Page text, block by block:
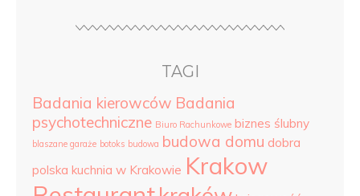
TAGI
Badania kierowców Badania
psychotechniczne Biuro Rachunkowe biznes ślubny
blaszane garaże botoks budowa budowa domu dobra
polska kuchnia w Krakowie Krakow